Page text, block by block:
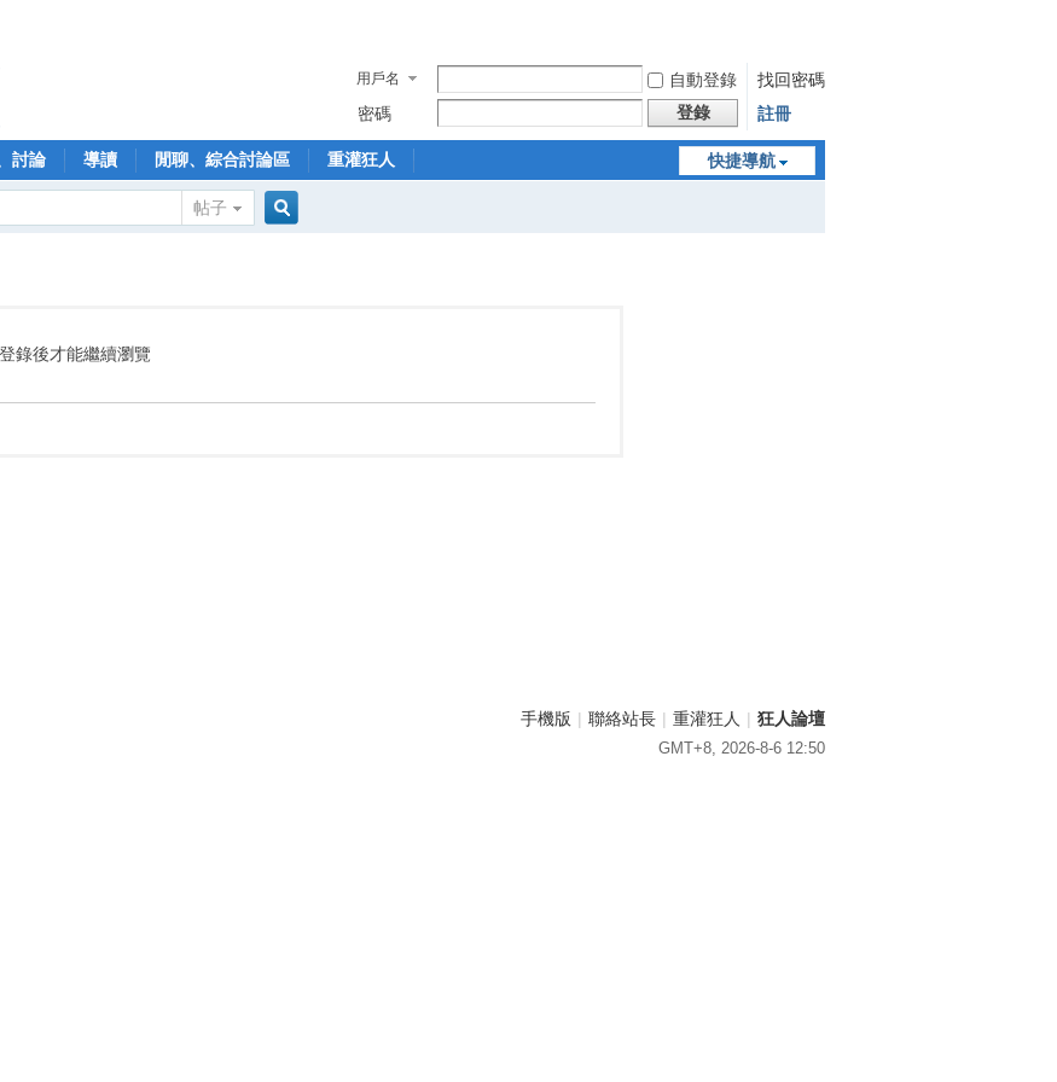
用戶名 自動登錄
找回密碼
密碼
登錄 註冊
快捷導航
討論 導讀 閒聊、綜合討論區 重灌狂人
帖子
錄後才能繼續瀏覽
手機版 | 聯絡站長 | 重灌狂人 | 狂人論壇
GMT+8, 2026-8-6 12:50